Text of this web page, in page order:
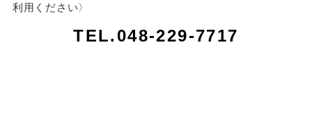
利用ください〉
TEL.048-229-7717